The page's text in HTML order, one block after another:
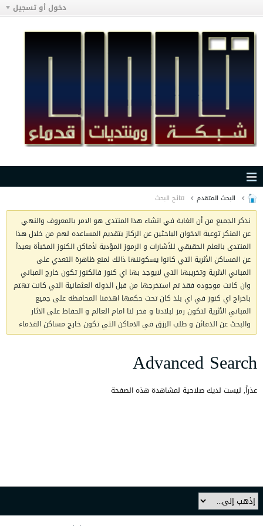
دخول أو تسجيل
البحث المتقدم نتائج البحث
نذكر الجميع من أن الغاية في انشاء هذا المنتدى هو الامر بالمعروف والنهي
عن المنكر توعية الاخوان الباحثين عن الركاز بتقديم المساعده لهم من خلال هذا
المنتدى بالعلم الحقيقي للأشارات و الرموز المؤدية لأماكن الكنوز المخبأة بعيدآ
عن المساكن الأثرية التي كانوا يسكوننها ذالك لمنع ظاهرة التعدي على
المباني الاثرية وتخريبها التي لايوجد بها اي كنوز فالكنوز تكون خارج المباني
وان كانت موجوده فقد تم استخرجها من قبل الدوله العثمانية التي كانت تهتم
باخراج اي كنوز في اي بلد كان تحت حكمها اهدفنا المحافظه على جميع
المباني الأثرية لتكون رمز لبلادنا و فخر لنا امام العالم و الحفاظ على الاثار
والبحث عن الدفائن و طلب الرزق في الاماكن التي تكون خارج مساكن القدماء
Advanced Search
عذراً, ليست لديك صلاحية لمشاهدة هذه الصفحة